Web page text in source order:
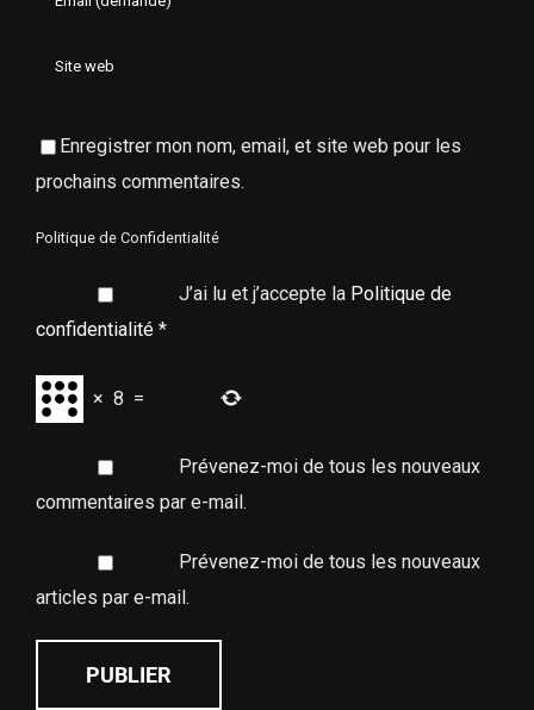
prochains commentaires.
confidentialité
commentaires par e-mail.
articles par e-mail.